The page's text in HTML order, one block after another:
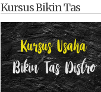
Kursus Bikin Tas